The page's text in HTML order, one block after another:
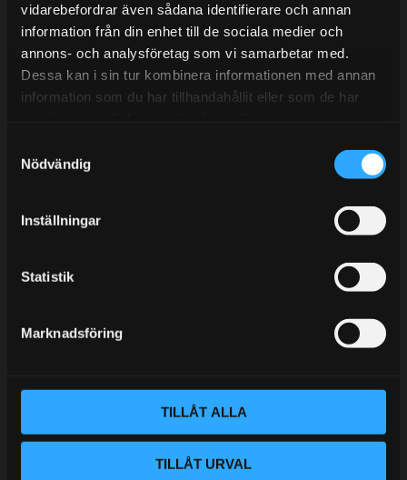
vidarebefordrar även sådana identifierare och annan
information från din enhet till de sociala medier och
annons- och analysföretag som vi samarbetar med.
Dessa kan i sin tur kombinera informationen med annan
information som du har tillhandahållit eller som de har
Nödvändig
Inställningar
Statistik
Marknadsföring
TILLÅT ALLA
TILLÅT URVAL
Tel:031- 51 66 60
E-post: info@streetperformance.se
KUNSKAPSCENTER
KUNDTJÄNST